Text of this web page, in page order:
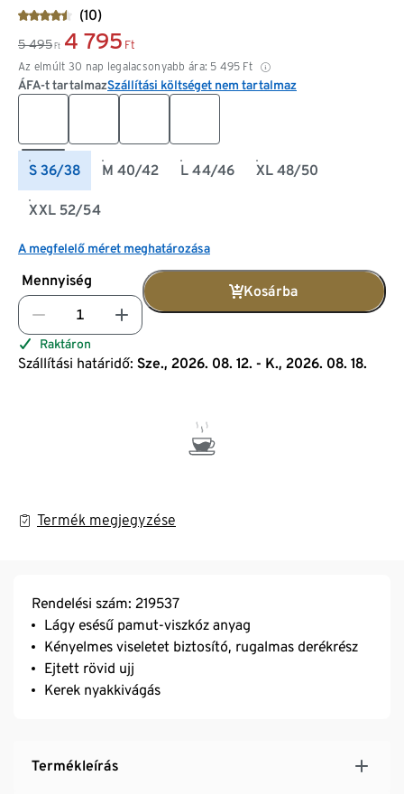
(10)
5 495 Ft 4 795 Ft
Az elmúlt 30 nap legalacsonyabb ára: 5 495 Ft
ÁFA-t tartalmazSzállítási költséget nem tartalmaz
S 36/38 M 40/42 L 44/46 XL 48/50
XXL 52/54
A megfelelő méret meghatározása
Mennyiség
Kosárba
Raktáron
Szállítási határidő: Sze., 2026. 08. 12. - K., 2026. 08. 18.
Termék megjegyzése
Rendelési szám: 219537
Lágy esésű pamut-viszkóz anyag
Kényelmes viseletet biztosító, rugalmas derékrész
Ejtett rövid ujj
Kerek nyakkivágás
Termékleírás